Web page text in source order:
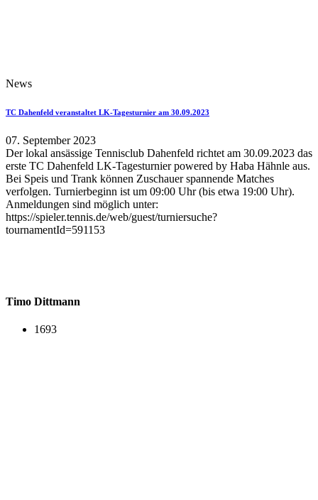
News
TC Dahenfeld veranstaltet LK-Tagesturnier am 30.09.2023
07. September 2023
Der lokal ansässige Tennisclub Dahenfeld richtet am 30.09.2023 das
erste TC Dahenfeld LK-Tagesturnier powered by Haba Hähnle aus.
Bei Speis und Trank können Zuschauer spannende Matches
verfolgen. Turnierbeginn ist um 09:00 Uhr (bis etwa 19:00 Uhr).
Anmeldungen sind möglich unter:
https://spieler.tennis.de/web/guest/turniersuche?
tournamentId=591153
Timo Dittmann
1693